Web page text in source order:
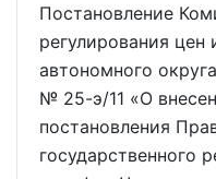
Постановление
регулирования цен
автономного
№ 25-э/11 «О
постановления
государственного